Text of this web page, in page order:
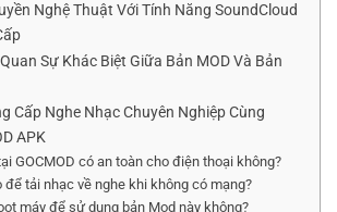
Nghệ Thuật Với Tính Năng SoundCloud
Sự Khác Biệt Giữa Bản MOD Và Bản
Cấp Nghe Nhạc Chuyên Nghiệp Cùng
APK
GOCMOD có an toàn cho điện thoại không?
để tải nhạc về nghe khi không có mạng?
máy để sử dụng bản Mod này không?